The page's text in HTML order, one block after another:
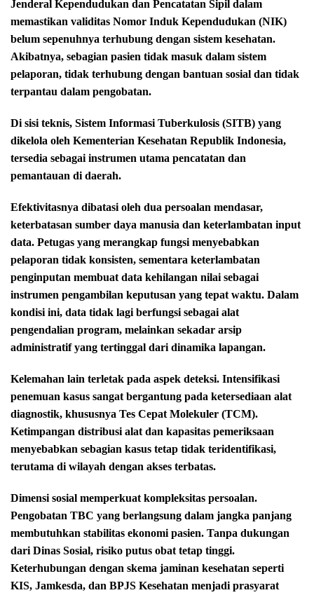
Jenderal Kependudukan dan Pencatatan Sipil dalam
memastikan validitas Nomor Induk Kependudukan (NIK)
belum sepenuhnya terhubung dengan sistem kesehatan.
Akibatnya, sebagian pasien tidak masuk dalam sistem
pelaporan, tidak terhubung dengan bantuan sosial dan tidak
terpantau dalam pengobatan.
Di sisi teknis, Sistem Informasi Tuberkulosis (SITB) yang
dikelola oleh Kementerian Kesehatan Republik Indonesia,
tersedia sebagai instrumen utama pencatatan dan
pemantauan di daerah.
Efektivitasnya dibatasi oleh dua persoalan mendasar,
keterbatasan sumber daya manusia dan keterlambatan input
data. Petugas yang merangkap fungsi menyebabkan
pelaporan tidak konsisten, sementara keterlambatan
penginputan membuat data kehilangan nilai sebagai
instrumen pengambilan keputusan yang tepat waktu. Dalam
kondisi ini, data tidak lagi berfungsi sebagai alat
pengendalian program, melainkan sekadar arsip
administratif yang tertinggal dari dinamika lapangan.
Kelemahan lain terletak pada aspek deteksi. Intensifikasi
penemuan kasus sangat bergantung pada ketersediaan alat
diagnostik, khususnya Tes Cepat Molekuler (TCM).
Ketimpangan distribusi alat dan kapasitas pemeriksaan
menyebabkan sebagian kasus tetap tidak teridentifikasi,
terutama di wilayah dengan akses terbatas.
Dimensi sosial memperkuat kompleksitas persoalan.
Pengobatan TBC yang berlangsung dalam jangka panjang
membutuhkan stabilitas ekonomi pasien. Tanpa dukungan
dari Dinas Sosial, risiko putus obat tetap tinggi.
Keterhubungan dengan skema jaminan kesehatan seperti
KIS, Jamkesda, dan BPJS Kesehatan menjadi prasyarat